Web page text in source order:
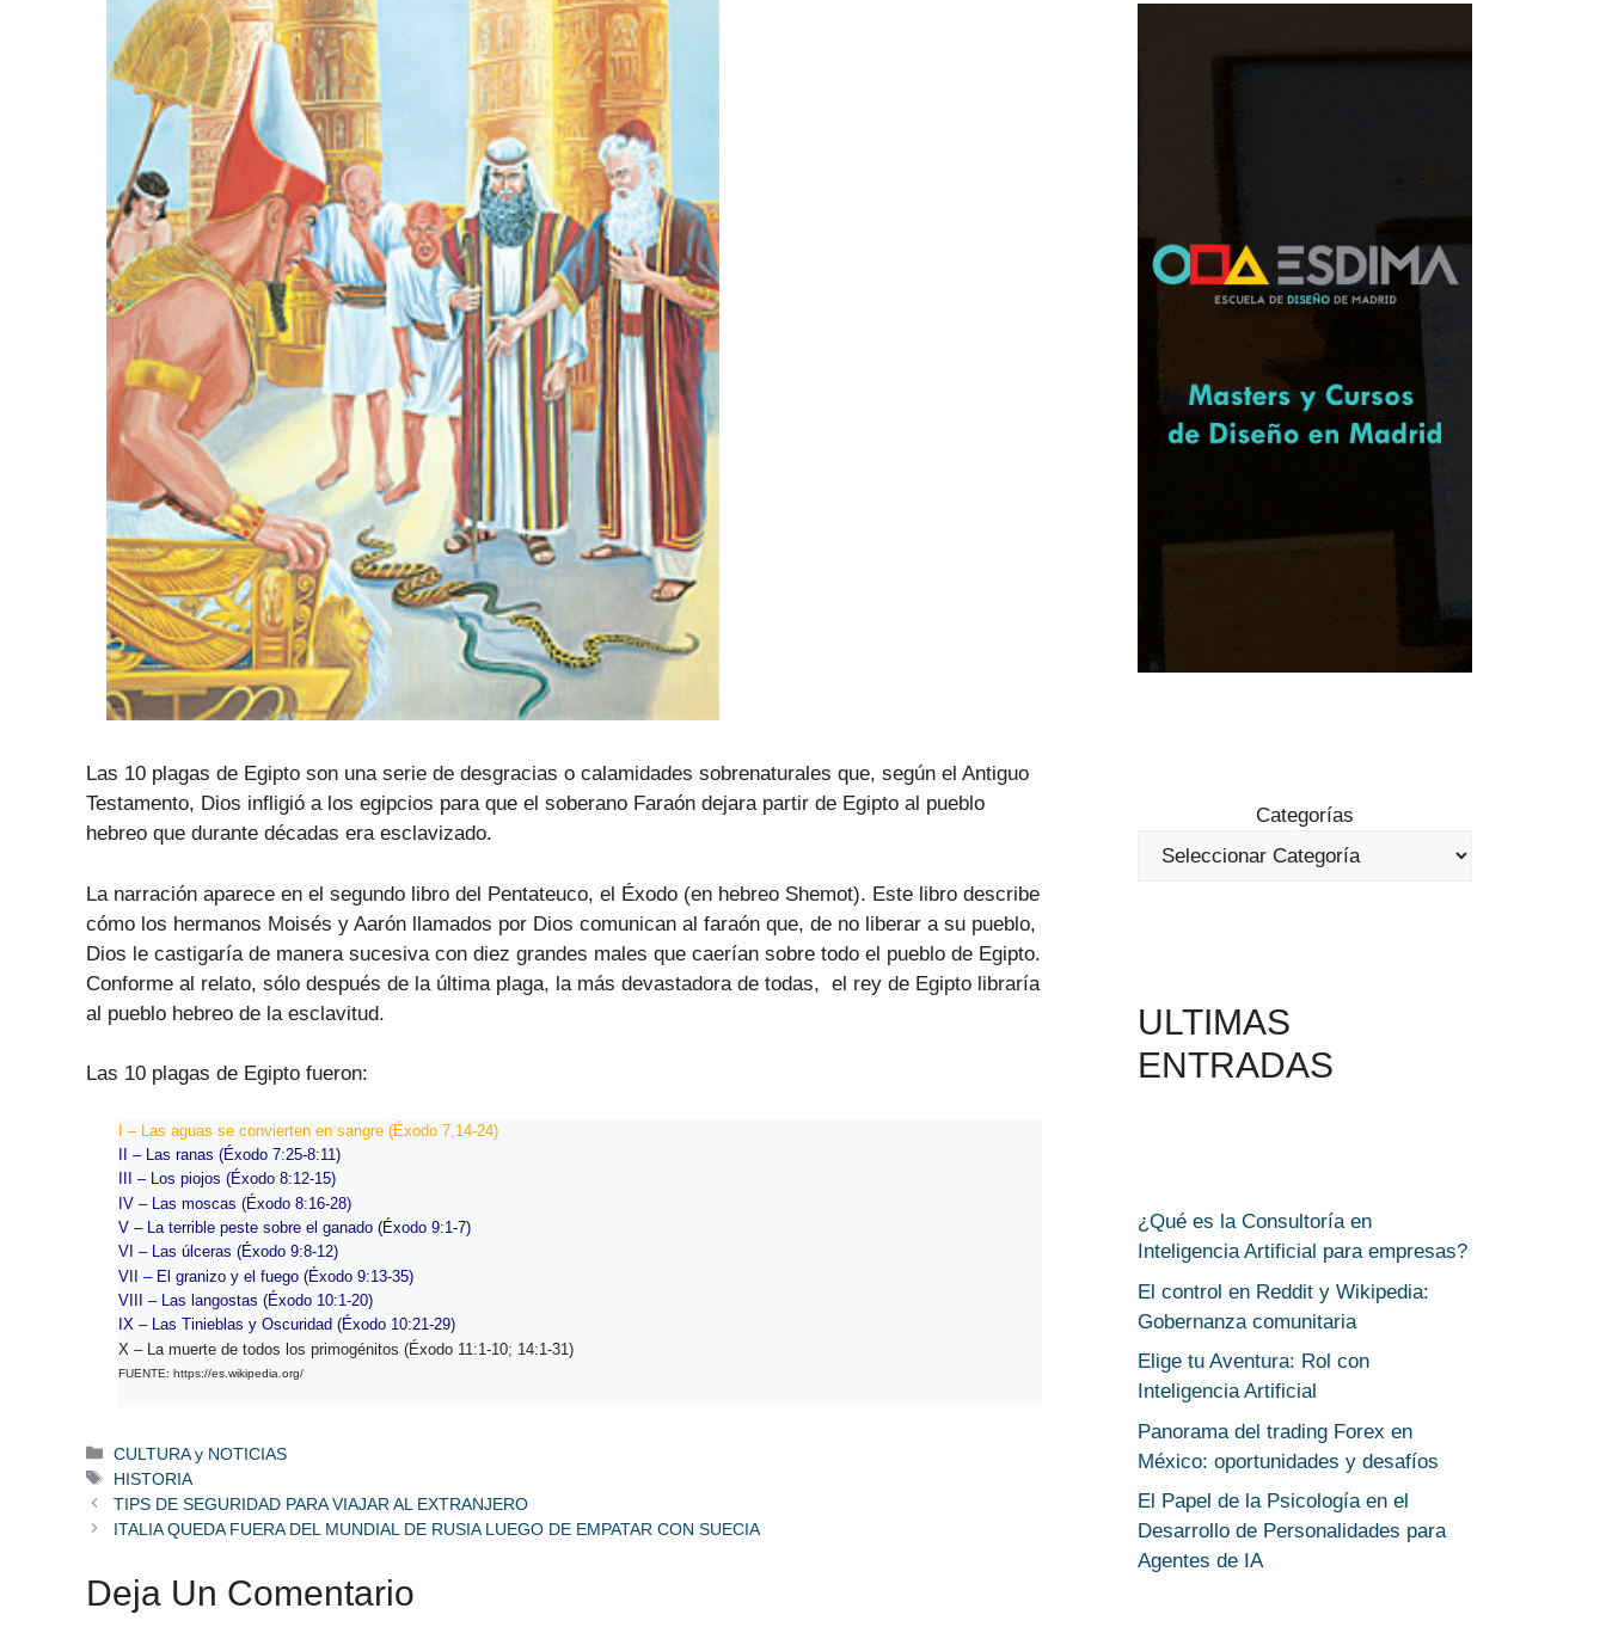
Las 10 plagas de Egipto son una serie de desgracias o calamidades sobrenaturales que, según el Antiguo
Testamento, Dios infligió a los egipcios para que el soberano Faraón dejara partir de Egipto al pueblo
hebreo que durante décadas era esclavizado.
La narración aparece en el segundo libro del Pentateuco, el Éxodo (en hebreo Shemot). Este libro describe
cómo los hermanos Moisés y Aarón llamados por Dios comunican al faraón que, de no liberar a su pueblo,
Dios le castigaría de manera sucesiva con diez grandes males que caerían sobre todo el pueblo de Egipto.
Conforme al relato, sólo después de la última plaga, la más devastadora de todas, el rey de Egipto libraría
al pueblo hebreo de la esclavitud.
Las 10 plagas de Egipto fueron:
I – Las aguas se convierten en sangre (Éxodo 7,14-24)
II – Las ranas (Éxodo 7:25-8:11)
III – Los piojos (Éxodo 8:12-15)
IV – Las moscas (Éxodo 8:16-28)
V – La terrible peste sobre el ganado (Éxodo 9:1-7)
VI – Las úlceras (Éxodo 9:8-12)
VII – El granizo y el fuego (Éxodo 9:13-35)
VIII – Las langostas (Éxodo 10:1-20)
IX – Las Tinieblas y Oscuridad (Éxodo 10:21-29)
X – La muerte de todos los primogénitos (Éxodo 11:1-10; 14:1-31)
FUENTE: https://es.wikipedia.org/
Categorías
CULTURA y NOTICIAS
Etiquetas
HISTORIA
TIPS DE SEGURIDAD PARA VIAJAR AL EXTRANJERO
ITALIA QUEDA FUERA DEL MUNDIAL DE RUSIA LUEGO DE EMPATAR CON SUECIA
Deja Un Comentario
Categorías
ULTIMAS
ENTRADAS
¿Qué es la Consultoría en
Inteligencia Artificial para empresas?
El control en Reddit y Wikipedia:
Gobernanza comunitaria
Elige tu Aventura: Rol con
Inteligencia Artificial
Panorama del trading Forex en
México: oportunidades y desafíos
El Papel de la Psicología en el
Desarrollo de Personalidades para
Agentes de IA